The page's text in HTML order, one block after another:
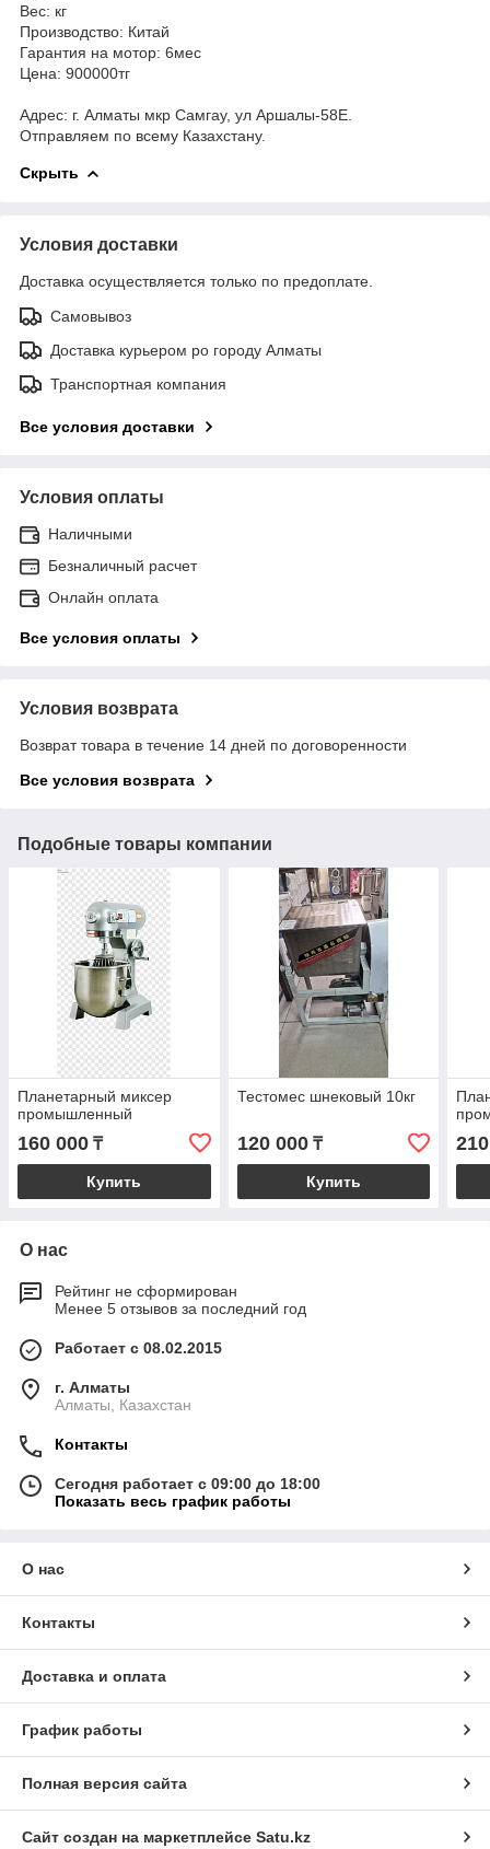
Вес: кг
Производство: Китай
Гарантия на мотор: 6мес
Цена: 900000тг
Адрес: г. Алматы мкр Самгау, ул Аршалы-58Е.
Отправляем по всему Казахстану.
Скрыть
Условия доставки
Доставка осуществляется только по предоплате.
Самовывоз
Доставка курьером ро городу Алматы
Транспортная компания
Все условия доставки
Условия оплаты
Наличными
Безналичный расчет
Онлайн оплата
Все условия оплаты
Условия возврата
Возврат товара в течение 14 дней по договоренности
Все условия возврата
Подобные товары компании
Планетарный миксер
промышленный
160 000 ₸
Купить
Тестомес шнековый 10кг
120 000₸
Купить
О нас
Рейтинг не сформирован
Менее 5 отзывов за последний год
Работает с 08.02.2015
г. Алматы
Алматы, Казахстан
Контакты
Сегодня работает с 09:00 до 18:00
Показать весь график работы
О нас
Контакты
Доставка и оплата
График работы
Полная версия сайта
Сайт создан на маркетплейсе Satu.kz